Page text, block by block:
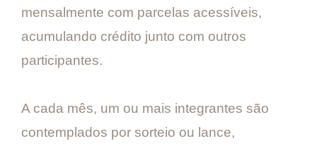
mensalmente com parcelas acessíveis,
acumulando crédito junto com outros
participantes.
A cada mês, um ou mais integrantes são
contemplados por sorteio ou lance,